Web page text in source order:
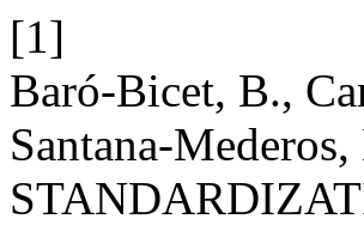
[1]
Baró-Bicet, B.,
Santana-